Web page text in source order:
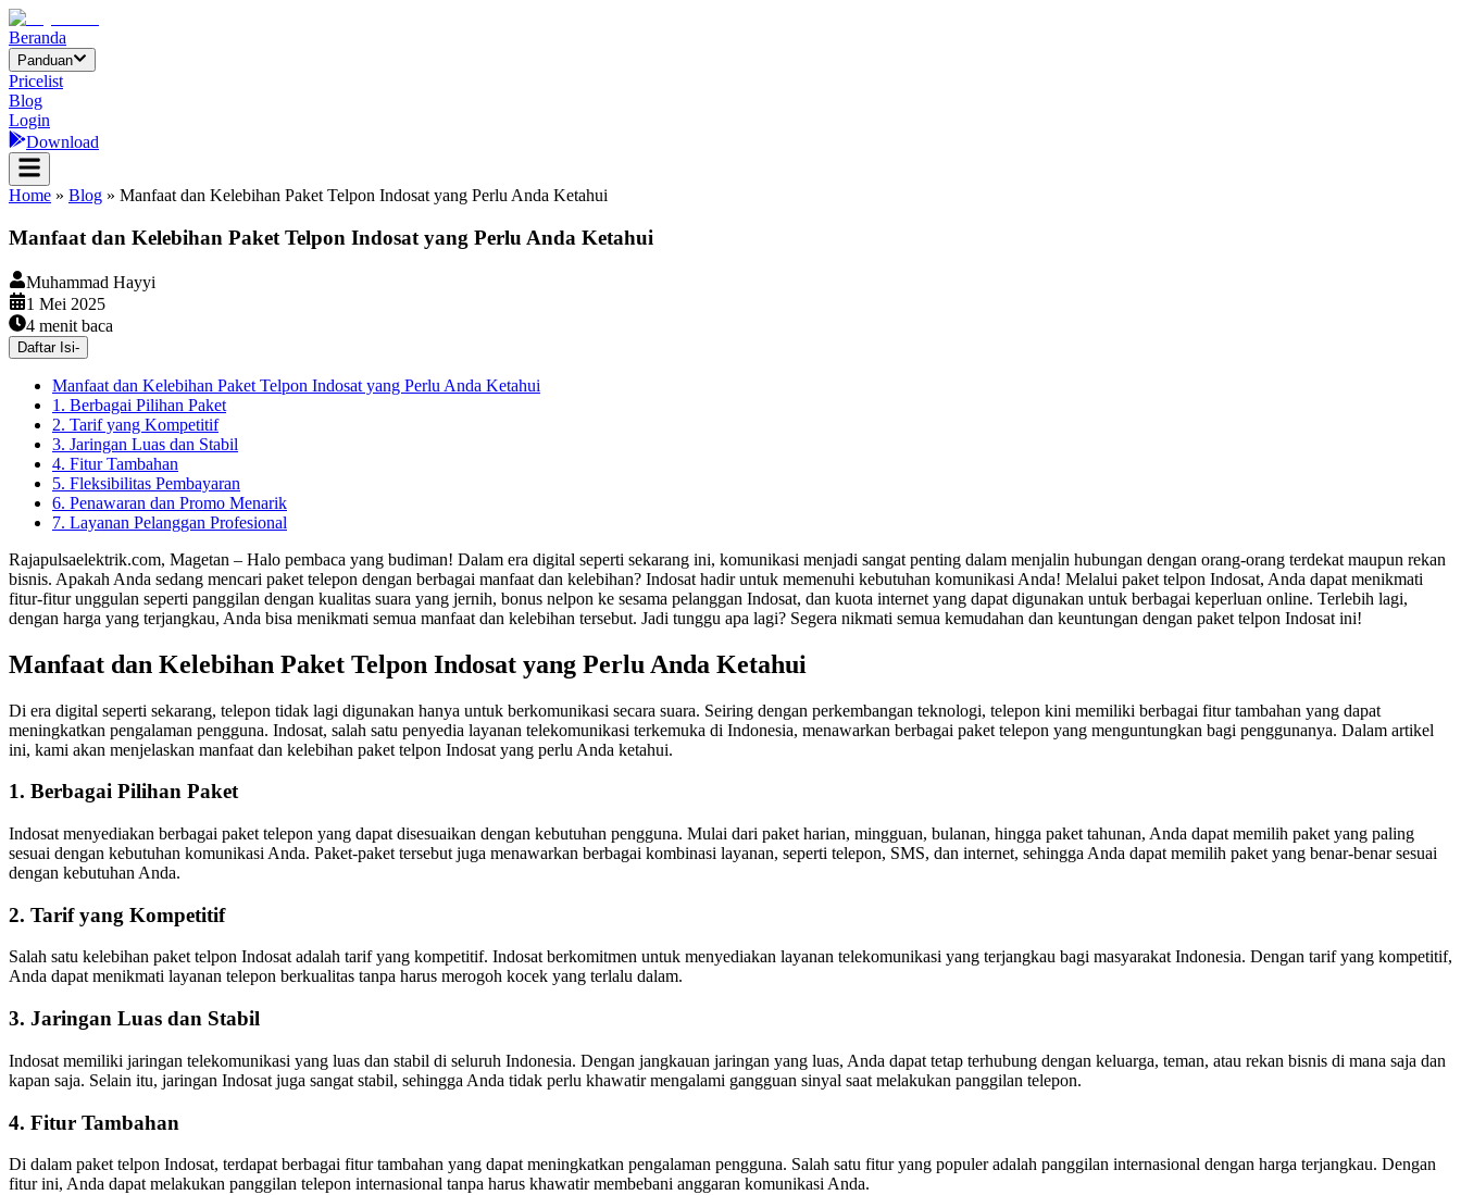
Beranda
Panduan
Pricelist
Blog
Login
Download
Home » Blog » Manfaat dan Kelebihan Paket Telpon Indosat yang Perlu Anda Ketahui
Manfaat dan Kelebihan Paket Telpon Indosat yang Perlu Anda Ketahui
Muhammad Hayyi
1 Mei 2025
4 menit baca
Daftar Isi-
Manfaat dan Kelebihan Paket Telpon Indosat yang Perlu Anda Ketahui
1. Berbagai Pilihan Paket
2. Tarif yang Kompetitif
3. Jaringan Luas dan Stabil
4. Fitur Tambahan
5. Fleksibilitas Pembayaran
6. Penawaran dan Promo Menarik
7. Layanan Pelanggan Profesional
Rajapulsaelektrik.com, Magetan – Halo pembaca yang budiman! Dalam era digital seperti sekarang ini, komunikasi menjadi sangat penting dalam menjalin hubungan dengan orang-orang terdekat maupun rekan
bisnis. Apakah Anda sedang mencari paket telepon dengan berbagai manfaat dan kelebihan? Indosat hadir untuk memenuhi kebutuhan komunikasi Anda! Melalui paket telpon Indosat, Anda dapat menikmati
fitur-fitur unggulan seperti panggilan dengan kualitas suara yang jernih, bonus nelpon ke sesama pelanggan Indosat, dan kuota internet yang dapat digunakan untuk berbagai keperluan online. Terlebih lagi,
dengan harga yang terjangkau, Anda bisa menikmati semua manfaat dan kelebihan tersebut. Jadi tunggu apa lagi? Segera nikmati semua kemudahan dan keuntungan dengan paket telpon Indosat ini!
Manfaat dan Kelebihan Paket Telpon Indosat yang Perlu Anda Ketahui
Di era digital seperti sekarang, telepon tidak lagi digunakan hanya untuk berkomunikasi secara suara. Seiring dengan perkembangan teknologi, telepon kini memiliki berbagai fitur tambahan yang dapat
meningkatkan pengalaman pengguna. Indosat, salah satu penyedia layanan telekomunikasi terkemuka di Indonesia, menawarkan berbagai paket telepon yang menguntungkan bagi penggunanya. Dalam artikel
ini, kami akan menjelaskan manfaat dan kelebihan paket telpon Indosat yang perlu Anda ketahui.
1. Berbagai Pilihan Paket
Indosat menyediakan berbagai paket telepon yang dapat disesuaikan dengan kebutuhan pengguna. Mulai dari paket harian, mingguan, bulanan, hingga paket tahunan, Anda dapat memilih paket yang paling
sesuai dengan kebutuhan komunikasi Anda. Paket-paket tersebut juga menawarkan berbagai kombinasi layanan, seperti telepon, SMS, dan internet, sehingga Anda dapat memilih paket yang benar-benar sesuai
dengan kebutuhan Anda.
2. Tarif yang Kompetitif
Salah satu kelebihan paket telpon Indosat adalah tarif yang kompetitif. Indosat berkomitmen untuk menyediakan layanan telekomunikasi yang terjangkau bagi masyarakat Indonesia. Dengan tarif yang kompetitif,
Anda dapat menikmati layanan telepon berkualitas tanpa harus merogoh kocek yang terlalu dalam.
3. Jaringan Luas dan Stabil
Indosat memiliki jaringan telekomunikasi yang luas dan stabil di seluruh Indonesia. Dengan jangkauan jaringan yang luas, Anda dapat tetap terhubung dengan keluarga, teman, atau rekan bisnis di mana saja dan
kapan saja. Selain itu, jaringan Indosat juga sangat stabil, sehingga Anda tidak perlu khawatir mengalami gangguan sinyal saat melakukan panggilan telepon.
4. Fitur Tambahan
Di dalam paket telpon Indosat, terdapat berbagai fitur tambahan yang dapat meningkatkan pengalaman pengguna. Salah satu fitur yang populer adalah panggilan internasional dengan harga terjangkau. Dengan
fitur ini, Anda dapat melakukan panggilan telepon internasional tanpa harus khawatir membebani anggaran komunikasi Anda.